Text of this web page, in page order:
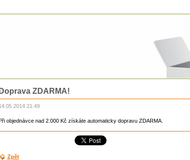
Doprava ZDARMA!
21:49
objednávce nad 2.000 Kč získáte automaticky dopravu ZDARMA.
Zpět